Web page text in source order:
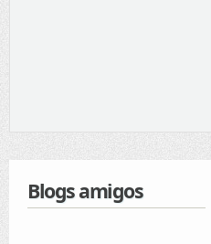
Blogs amigos